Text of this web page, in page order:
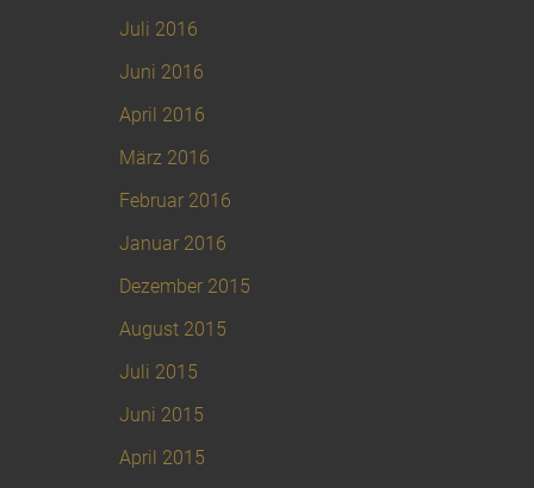
Juli 2016
Juni 2016
April 2016
März 2016
Februar 2016
Januar 2016
Dezember 2015
August 2015
Juli 2015
Juni 2015
April 2015